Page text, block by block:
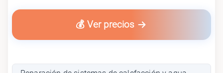
💰 Ver precios